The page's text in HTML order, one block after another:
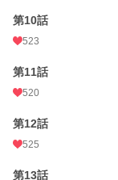
年間ポイント
累計ポイント
第10話
523
第11話
520
第12話
525
第13話